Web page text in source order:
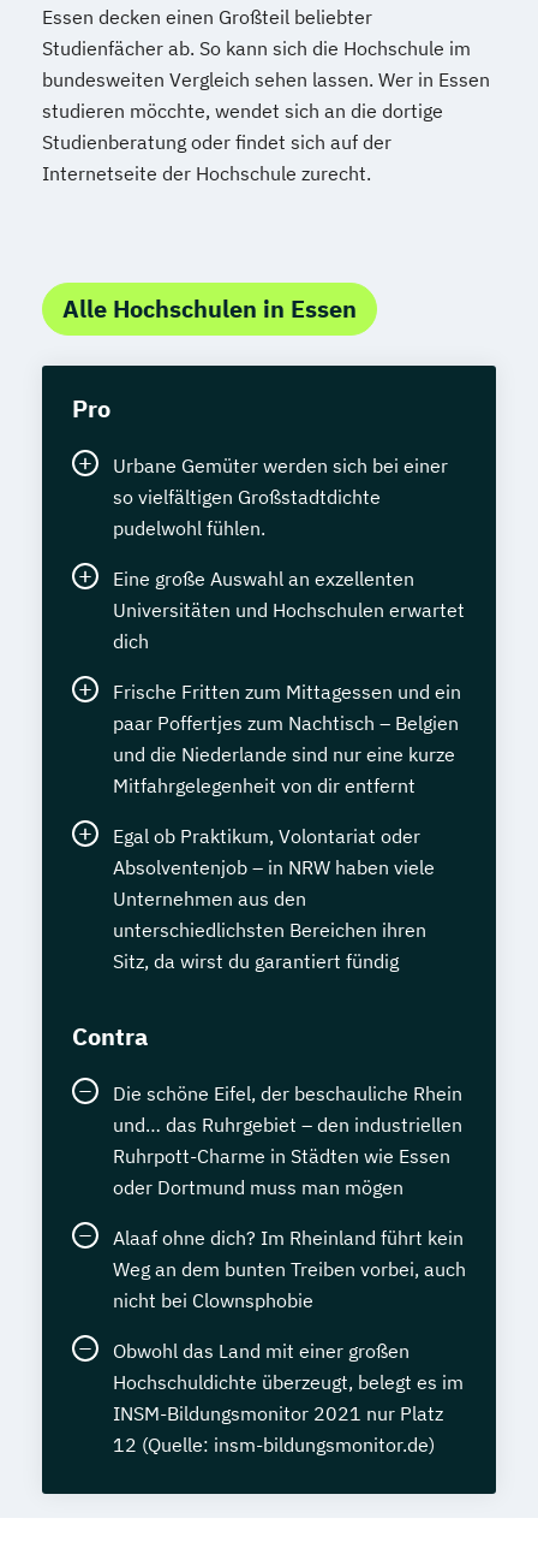
Essen decken einen Großteil beliebter
Studienfächer ab. So kann sich die Hochschule im
bundesweiten Vergleich sehen lassen. Wer in Essen
studieren möcchte, wendet sich an die dortige
Studienberatung oder findet sich auf der
Internetseite der Hochschule zurecht.
Alle Hochschulen in Essen
Pro
Urbane Gemüter werden sich bei einer
so vielfältigen Großstadtdichte
pudelwohl fühlen.
Eine große Auswahl an exzellenten
Universitäten und Hochschulen erwartet
dich
Frische Fritten zum Mittagessen und ein
paar Poffertjes zum Nachtisch – Belgien
und die Niederlande sind nur eine kurze
Mitfahrgelegenheit von dir entfernt
Egal ob Praktikum, Volontariat oder
Absolventenjob – in NRW haben viele
Unternehmen aus den
unterschiedlichsten Bereichen ihren
Sitz, da wirst du garantiert fündig
Contra
Die schöne Eifel, der beschauliche Rhein
und… das Ruhrgebiet – den industriellen
Ruhrpott-Charme in Städten wie Essen
oder Dortmund muss man mögen
Alaaf ohne dich? Im Rheinland führt kein
Weg an dem bunten Treiben vorbei, auch
nicht bei Clownsphobie
Obwohl das Land mit einer großen
Hochschuldichte überzeugt, belegt es im
INSM-Bildungsmonitor 2021 nur Platz
12 (Quelle: insm-bildungsmonitor.de)